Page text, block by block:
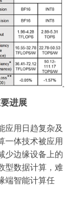
进展
应用日趋复杂及
一体技术被应用
少边缘设备上的
型数据计算，难
端智能计算任